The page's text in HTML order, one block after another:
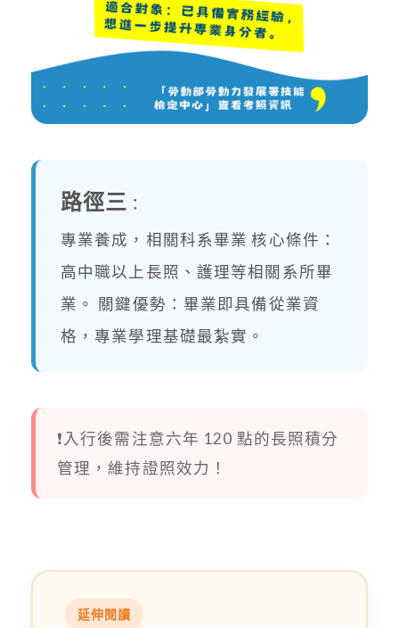
路徑三 ：
專業養成，相關科系畢業 核心條件：
高中職以上長照、護理等相關系所畢
業。 關鍵優勢：畢業即具備從業資
格，專業學理基礎最紮實。
❗入行後需注意六年 120 點的長照積分
管理，維持證照效力！
延伸閱讀